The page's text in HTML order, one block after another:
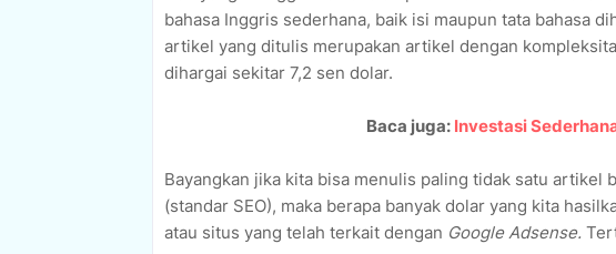
bahasa Inggris sederhana, baik isi maupun tata bahasa
artikel yang ditulis merupakan artikel dengan
dihargai sekitar 7,2 sen dolar.
Baca juga: Investasi
Bayangkan jika kita bisa menulis paling tidak satu artikel
(standar SEO), maka berapa banyak dolar yang kita
atau situs yang telah terkait dengan Google Adsense.